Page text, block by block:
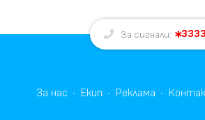
За сигнали: 3333
За нас Екип Реклама